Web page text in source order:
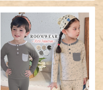
ニ／skirt070